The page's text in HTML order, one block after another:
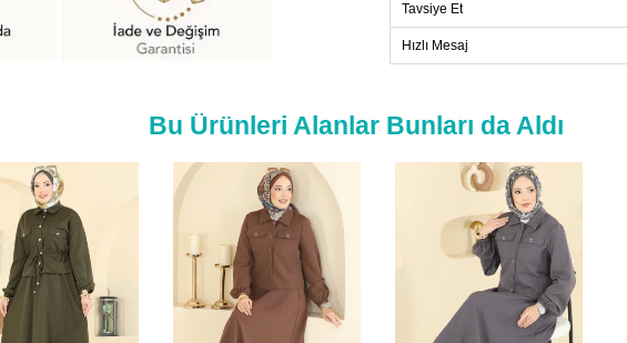
Tavsiye Et
Hızlı Mesaj
Bu Ürünleri Alanlar Bunları da Aldı